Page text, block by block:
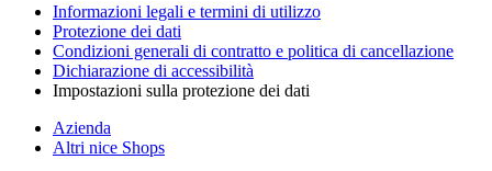
Informazioni legali e termini di utilizzo
Protezione dei dati
Condizioni generali di contratto e politica di cancellazione
Dichiarazione di accessibilità
Impostazioni sulla protezione dei dati
Azienda
Altri nice Shops